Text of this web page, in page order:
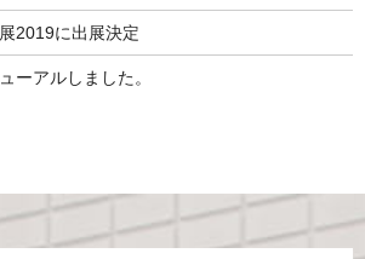
2019に出展決定
ーアルしました。